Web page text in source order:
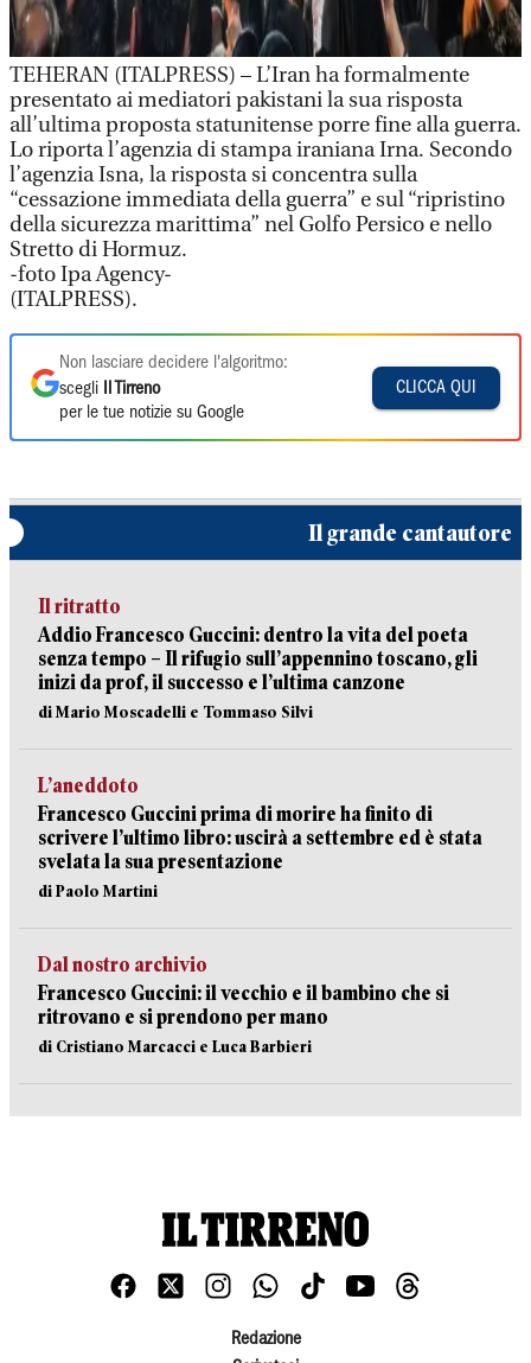
TEHERAN (ITALPRESS) – L’Iran ha formalmente
presentato ai mediatori pakistani la sua risposta
all’ultima proposta statunitense porre fine alla guerra.
Lo riporta l’agenzia di stampa iraniana Irna. Secondo
l’agenzia Isna, la risposta si concentra sulla
“cessazione immediata della guerra” e sul “ripristino
della sicurezza marittima” nel Golfo Persico e nello
Stretto di Hormuz.
-foto Ipa Agency-
(ITALPRESS).
Non lasciare decidere l'algoritmo:
scegli
Il Tirreno
per le tue notizie su Google
CLICCA QUI
Il grande cantautore
Il ritratto
Addio Francesco Guccini: dentro la vita del poeta
senza tempo – Il rifugio sull’appennino toscano, gli
inizi da prof, il successo e l’ultima canzone
di Mario Moscadelli e Tommaso Silvi
L’aneddoto
Francesco Guccini prima di morire ha finito di
scrivere l’ultimo libro: uscirà a settembre ed è stata
svelata la sua presentazione
di Paolo Martini
Dal nostro archivio
Francesco Guccini: il vecchio e il bambino che si
ritrovano e si prendono per mano
di Cristiano Marcacci e Luca Barbieri
Redazione